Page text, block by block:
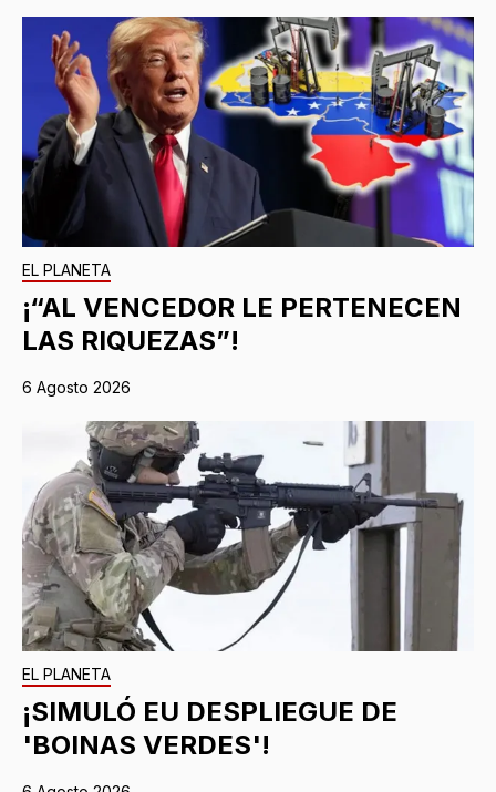
EL PLANETA
¡“AL VENCEDOR LE PERTENECEN
LAS RIQUEZAS”!
6 Agosto 2026
EL PLANETA
¡SIMULÓ EU DESPLIEGUE DE
'BOINAS VERDES'!